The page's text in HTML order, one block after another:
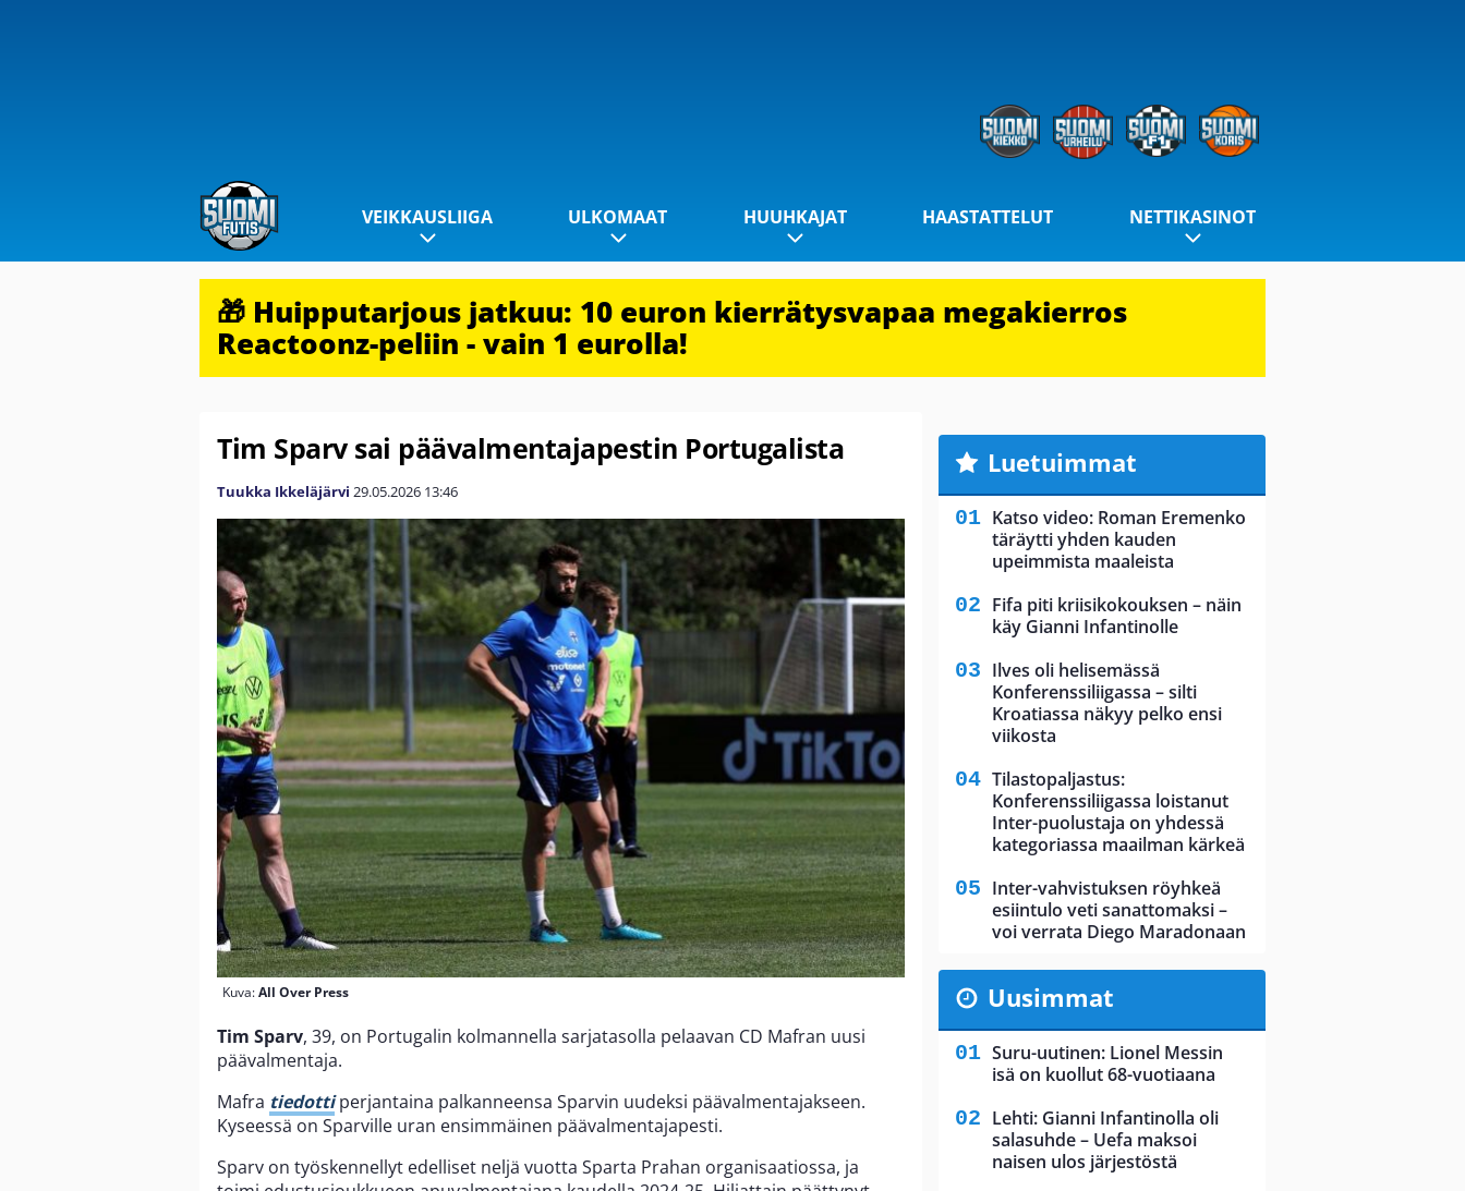
VEIKKAUSLIIGA ULKOMAAT HUUHKAJAT HAASTATTELUT NETTIKASINOT
🎁 Huipputarjous jatkuu: 10 euron kierrätysvapaa megakierros
Reactoonz-peliin - vain 1 eurolla!
Tim Sparv sai päävalmentajapestin Portugalista
Tuukka Ikkeläjärvi 29.05.2026 13:46
Kuva:All Over Press
Tim Sparv, 39, on Portugalin kolmannella sarjatasolla pelaavan CD Mafran uusi
päävalmentaja.
Mafra tiedottiperjantaina palkanneensa Sparvin uudeksi päävalmentajakseen.
Kyseessä on Sparville uran ensimmäinen päävalmentajapesti.
Sparv on työskennellyt edelliset neljä vuotta Sparta Prahan organisaatiossa, ja
Luetuimmat
Katso video: Roman Eremenko
täräytti yhden kauden
upeimmista maaleista
Fifa piti kriisikokouksen – näin
käy Gianni Infantinolle
Ilves oli helisemässä
Konferenssiliigassa – silti
Kroatiassa näkyy pelko ensi
viikosta
Tilastopaljastus:
Konferenssiliigassa loistanut
Inter-puolustaja on yhdessä
kategoriassa maailman kärkeä
Inter-vahvistuksen röyhkeä
esiintulo veti sanattomaksi –
voi verrata Diego Maradonaan
Uusimmat
Suru-uutinen: Lionel Messin
isä on kuollut 68-vuotiaana
Lehti: Gianni Infantinolla oli
salasuhde – Uefa maksoi
naisen ulos järjestöstä